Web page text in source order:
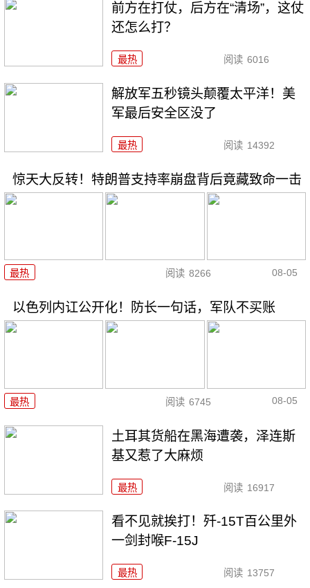
前方在打仗，后方在“清场”，这仗
还怎么打？
最热 阅读 6016
解放军五秒镜头颠覆太平洋！美
军最后安全区没了
最热 阅读 14392
惊天大反转！特朗普支持率崩盘背后竟藏致命一击
最热 阅读 8266 08-05
以色列内讧公开化！防长一句话，军队不买账
最热 阅读 6745 08-05
土耳其货船在黑海遭袭，泽连斯
基又惹了大麻烦
最热 阅读 16917
看不见就挨打！歼-15T百公里外
一剑封喉F-15J
最热 阅读 13757